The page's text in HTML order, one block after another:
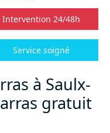
Intervention 24/48h
Service soigné
à Saulx-
gratuit